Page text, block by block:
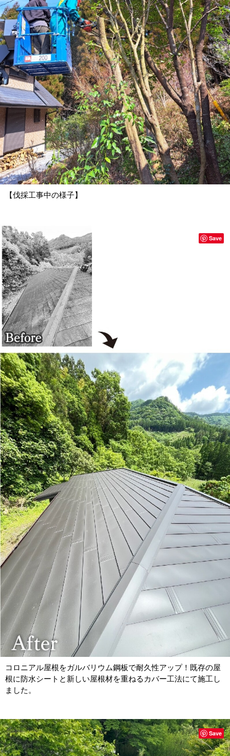
【伐採工事中の様子】
コロニアル屋根をガルバリウム鋼板で耐久性アップ！既存の屋
根に防水シートと新しい屋根材を重ねるカバー工法にて施工し
ました。
Save
Save